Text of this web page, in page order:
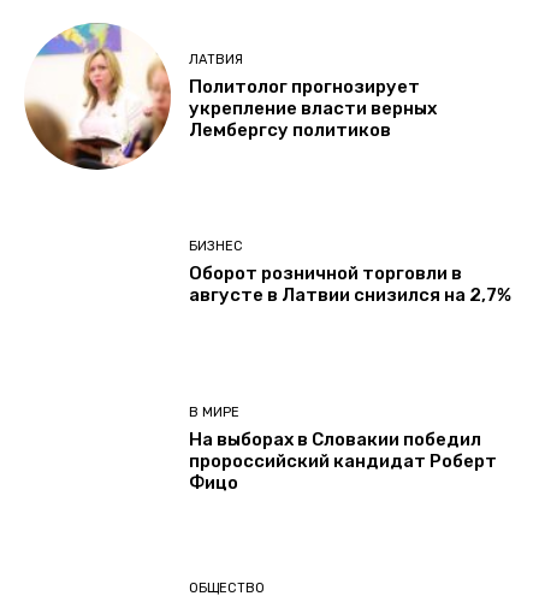
ЛАТВИЯ
Политолог прогнозирует
укрепление власти верных
Лембергсу политиков
БИЗНЕС
Оборот розничной торговли в
августе в Латвии снизился на 2,7%
В МИРЕ
На выборах в Словакии победил
пророссийский кандидат Роберт
Фицо
ОБЩЕСТВО